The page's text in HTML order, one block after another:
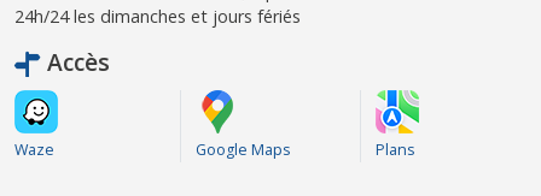
24h/24 les dimanches et jours fériés
Accès
Waze Google Maps Plans